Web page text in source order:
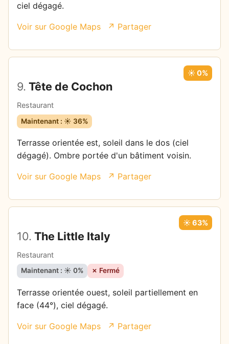
ciel dégagé.
Voir sur Google Maps ↗ Partager
9. Tête de Cochon
Restaurant
☀️ 0%
Maintenant : ☀️ 36%
Terrasse orientée est, soleil dans le dos (ciel
dégagé). Ombre portée d'un bâtiment voisin.
Voir sur Google Maps ↗ Partager
10. The Little Italy
Restaurant
☀️ 63%
Maintenant : ☀️ 0% ✗ Fermé
Terrasse orientée ouest, soleil partiellement en
face (44°), ciel dégagé.
Voir sur Google Maps ↗ Partager